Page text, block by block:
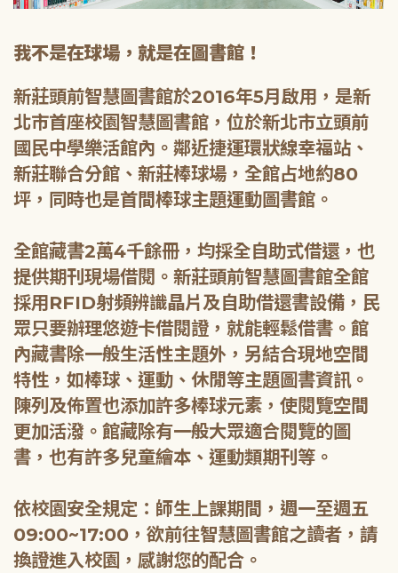
我不是在球場，就是在圖書館！
新莊頭前智慧圖書館於2016年5月啟用，是新
北市首座校園智慧圖書館，位於新北市立頭前
國民中學樂活館內。鄰近捷運環狀線幸福站、
新莊聯合分館、新莊棒球場，全館占地約80
坪，同時也是首間棒球主題運動圖書館。
全館藏書2萬4千餘冊，均採全自助式借還，也
提供期刊現場借閱。新莊頭前智慧圖書館全館
採用RFID射頻辨識晶片及自助借還書設備，民
眾只要辦理悠遊卡借閱證，就能輕鬆借書。館
內藏書除一般生活性主題外，另結合現地空間
特性，如棒球、運動、休閒等主題圖書資訊。
陳列及佈置也添加許多棒球元素，使閱覽空間
更加活潑。館藏除有一般大眾適合閱覽的圖
書，也有許多兒童繪本、運動類期刊等。
依校園安全規定：師生上課期間，週一至週五
09:00~17:00，欲前往智慧圖書館之讀者，請
換證進入校園，感謝您的配合。